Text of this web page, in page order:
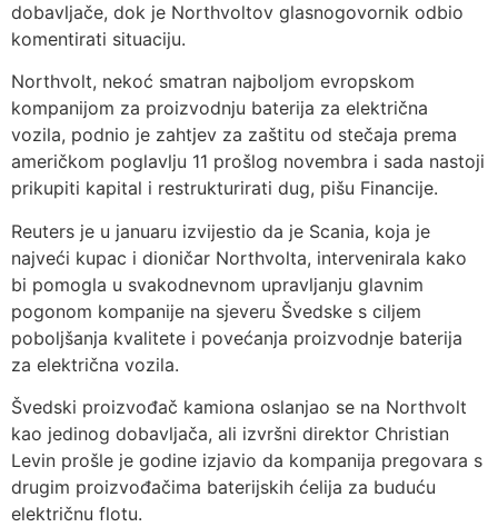
dobavljače, dok je Northvoltov glasnogovornik odbio
komentirati situaciju.
Northvolt, nekoć smatran najboljom evropskom
kompanijom za proizvodnju baterija za električna
vozila, podnio je zahtjev za zaštitu od stečaja prema
američkom poglavlju 11 prošlog novembra i sada nastoji
prikupiti kapital i restrukturirati dug, pišu Financije.
Reuters je u januaru izvijestio da je Scania, koja je
najveći kupac i dioničar Northvolta, intervenirala kako
bi pomogla u svakodnevnom upravljanju glavnim
pogonom kompanije na sjeveru Švedske s ciljem
poboljšanja kvalitete i povećanja proizvodnje baterija
za električna vozila.
Švedski proizvođač kamiona oslanjao se na Northvolt
kao jedinog dobavljača, ali izvršni direktor Christian
Levin prošle je godine izjavio da kompanija pregovara s
drugim proizvođačima baterijskih ćelija za buduću
električnu flotu.